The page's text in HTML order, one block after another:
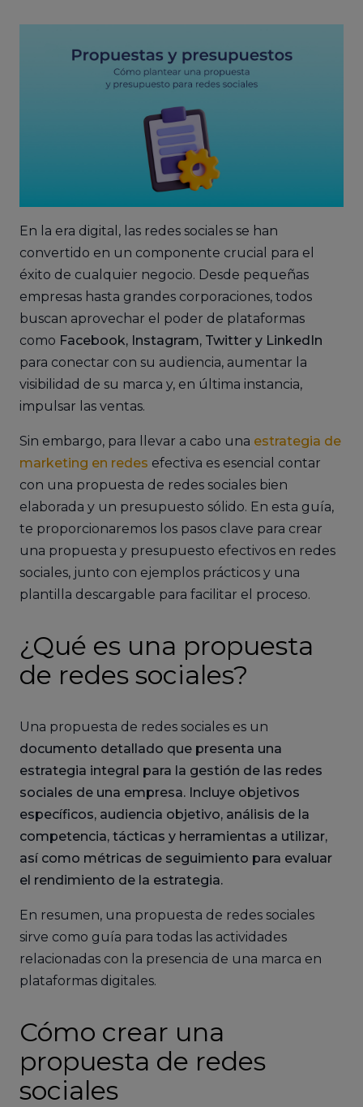
En la era digital, las redes sociales se han
convertido en un componente crucial para el
éxito de cualquier negocio. Desde pequeñas
empresas hasta grandes corporaciones, todos
buscan aprovechar el poder de plataformas
como Facebook, Instagram, Twitter y LinkedIn
para conectar con su audiencia, aumentar la
visibilidad de su marca y, en última instancia,
impulsar las ventas.
Sin embargo, para llevar a cabo una estrategia de
marketing en redes efectiva es esencial contar
con una propuesta de redes sociales bien
elaborada y un presupuesto sólido. En esta guía,
te proporcionaremos los pasos clave para crear
una propuesta y presupuesto efectivos en redes
sociales, junto con ejemplos prácticos y una
plantilla descargable para facilitar el proceso.
¿Qué es una propuesta
de redes sociales?
Una propuesta de redes sociales es un
documento detallado que presenta una
estrategia integral para la gestión de las redes
sociales de una empresa. Incluye objetivos
específicos, audiencia objetivo, análisis de la
competencia, tácticas y herramientas a utilizar,
así como métricas de seguimiento para evaluar
el rendimiento de la estrategia.
En resumen, una propuesta de redes sociales
sirve como guía para todas las actividades
relacionadas con la presencia de una marca en
plataformas digitales.
Cómo crear una
propuesta de redes
sociales